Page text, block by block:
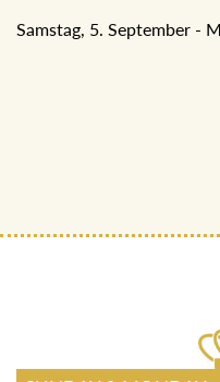
Samstag, 5. September -